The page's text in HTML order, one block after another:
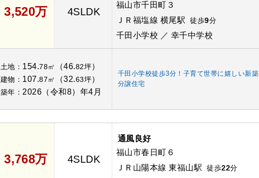
3,520万 4SLDK
福山市千田町３
ＪＲ福塩線 横尾駅 徒歩9分
千田小学校 ／ 幸千中学校
土地： 154.78㎡ （46.82坪）
建物： 107.87㎡ （32.63坪）
築年： 2026（令和8）年4月
千田小学校徒歩3分！子育て世帯に嬉しい新築
分譲住宅
3,768万 4SLDK
通風良好
福山市春日町６
ＪＲ山陽本線 東福山駅 徒歩22分